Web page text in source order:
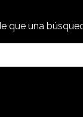
que una